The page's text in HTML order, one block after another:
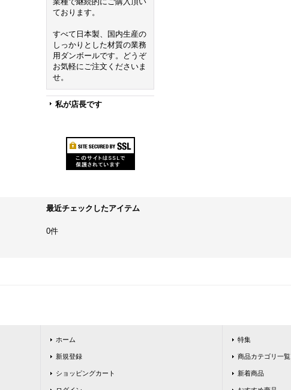
ております。
すべて日本製、国内生産の
しっかりとした材質の業務
用ダンボールです。どうぞ
お気軽にご注文くださいま
せ。
私が店長です
最近チェックしたアイテム
0件
ホーム
新規登録
ショッピングカート
特集
商品カテゴリ一覧
新着商品